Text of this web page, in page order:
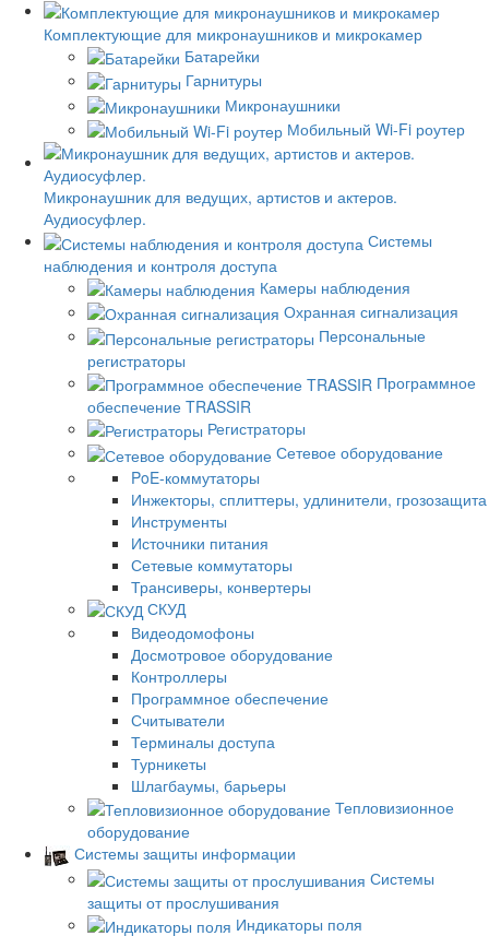
Комплектующие для микронаушников и микрокамер
Батарейки
Гарнитуры
Микронаушники
Мобильный Wi-Fi роутер
Микронаушник для ведущих, артистов и актеров.
Аудиосуфлер.
Системы
наблюдения и контроля доступа
Камеры наблюдения
Охранная сигнализация
Персональные
регистраторы
Программное
обеспечение TRASSIR
Регистраторы
Сетевое оборудование
PoE-коммутаторы
Инжекторы, сплиттеры, удлинители, грозозащита
Инструменты
Источники питания
Сетевые коммутаторы
Трансиверы, конвертеры
СКУД
Видеодомофоны
Досмотровое оборудование
Контроллеры
Программное обеспечение
Считыватели
Терминалы доступа
Турникеты
Шлагбаумы, барьеры
Тепловизионное
оборудование
Системы защиты информации
Системы
защиты от прослушивания
Индикаторы поля